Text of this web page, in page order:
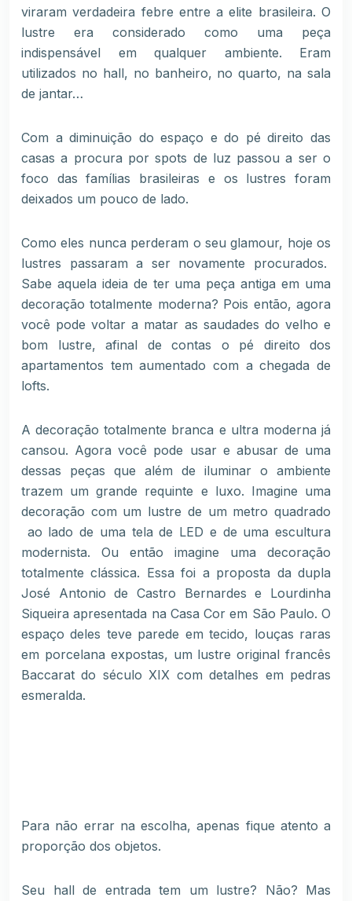
viraram verdadeira febre entre a elite brasileira. O
lustre era considerado como uma peça
indispensável em qualquer ambiente. Eram
utilizados no hall, no banheiro, no quarto, na sala
de jantar…
Com a diminuição do espaço e do pé direito das
casas a procura por spots de luz passou a ser o
foco das famílias brasileiras e os lustres foram
deixados um pouco de lado.
Como eles nunca perderam o seu glamour, hoje os
lustres passaram a ser novamente procurados.
Sabe aquela ideia de ter uma peça antiga em uma
decoração totalmente moderna? Pois então, agora
você pode voltar a matar as saudades do velho e
bom lustre, afinal de contas o pé direito dos
apartamentos tem aumentado com a chegada de
lofts.
A decoração totalmente branca e ultra moderna já
cansou. Agora você pode usar e abusar de uma
dessas peças que além de iluminar o ambiente
trazem um grande requinte e luxo. Imagine uma
decoração com um lustre de um metro quadrado
ao lado de uma tela de LED e de uma escultura
modernista. Ou então imagine uma decoração
totalmente clássica. Essa foi a proposta da dupla
José Antonio de Castro Bernardes e Lourdinha
Siqueira apresentada na Casa Cor em São Paulo. O
espaço deles teve parede em tecido, louças raras
em porcelana expostas, um lustre original francês
Baccarat do século XIX com detalhes em pedras
esmeralda.
Para não errar na escolha, apenas fique atento a
proporção dos objetos.
Seu hall de entrada tem um lustre? Não? Mas